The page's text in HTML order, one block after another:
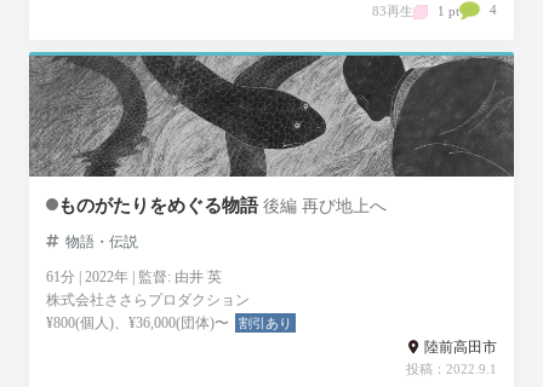
83再生 1 pt 4
ものがたりをめぐる物語 後編 再び地上へ
物語・伝説
61分 | 2022年 | 監督: 由井 英
株式会社ささらプロダクション
¥800(個人)、¥36,000(団体)〜
割引あり
陸前高田市
投稿：2022.9.1